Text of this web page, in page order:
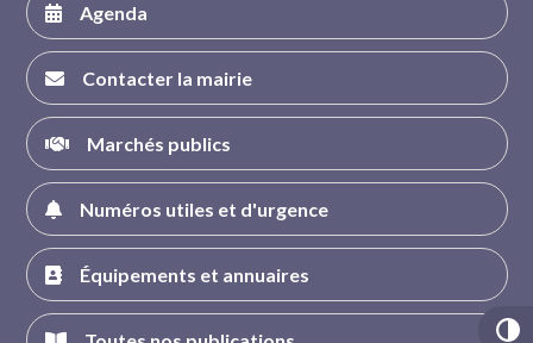
Agenda
Contacter la mairie
Marchés publics
Numéros utiles et d'urgence
Équipements et annuaires